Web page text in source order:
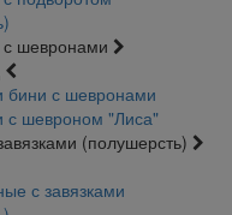
шевронами
бини с шевронами
с шевроном "Лиса"
(полушерсть)
с завязками